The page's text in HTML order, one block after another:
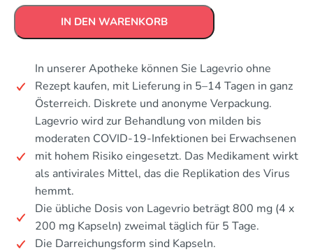
IN DEN WARENKORB
In unserer Apotheke können Sie Lagevrio ohne
Rezept kaufen, mit Lieferung in 5–14 Tagen in ganz
Österreich. Diskrete und anonyme Verpackung.
Lagevrio wird zur Behandlung von milden bis
moderaten COVID-19-Infektionen bei Erwachsenen
mit hohem Risiko eingesetzt. Das Medikament wirkt
als antivirales Mittel, das die Replikation des Virus
hemmt.
Die übliche Dosis von Lagevrio beträgt 800 mg (4 x
200 mg Kapseln) zweimal täglich für 5 Tage.
Die Darreichungsform sind Kapseln.